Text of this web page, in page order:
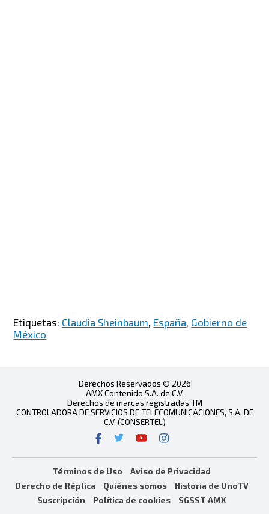
Etiquetas: Claudia Sheinbaum, España, Gobierno de
México
Derechos Reservados © 2026
AMX Contenido S.A. de C.V.
Derechos de marcas registradas TM
CONTROLADORA DE SERVICIOS DE TELECOMUNICACIONES, S.A. DE
C.V. (CONSERTEL)
Términos de Uso
Aviso de Privacidad
Derecho de Réplica
Quiénes somos
Historia de UnoTV
Suscripción
Política de cookies SGSST AMX